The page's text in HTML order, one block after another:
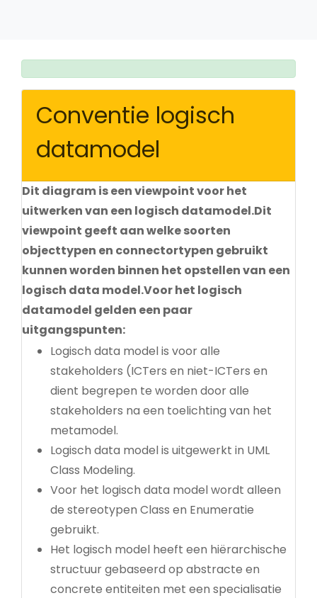
Conventie logisch
datamodel
Dit diagram is een viewpoint voor het
uitwerken van een logisch datamodel.Dit
viewpoint geeft aan welke soorten
objecttypen en connectortypen gebruikt
kunnen worden binnen het opstellen van een
logisch data model.Voor het logisch
datamodel gelden een paar
uitgangspunten:
Logisch data model is voor alle
stakeholders (ICTers en niet-ICTers en
dient begrepen te worden door alle
stakeholders na een toelichting van het
metamodel.
Logisch data model is uitgewerkt in UML
Class Modeling.
Voor het logisch data model wordt alleen
de stereotypen Class en Enumeratie
gebruikt.
Het logisch model heeft een hiërarchische
structuur gebaseerd op abstracte en
concrete entiteiten met een specialisatie